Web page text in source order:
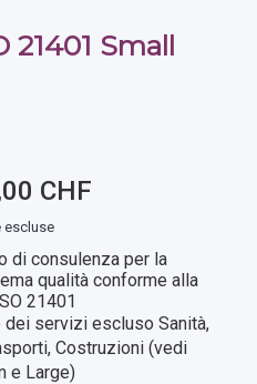
21401 Small
CHF
escluse
di consulenza per la
qualità conforme alla
21401
servizi escluso Sanità,
Costruzioni (vedi
e Large)